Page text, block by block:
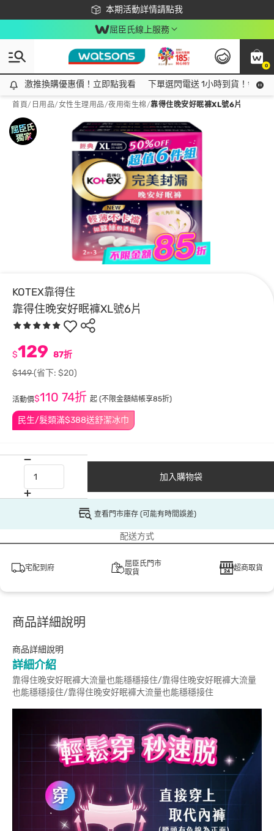
本期活動詳情請點我
下載app最高回饋$350
屈臣氏線上服務
0
激推換購優惠價！立即點我看
激推換購優惠價！立即點我看 下單選閃電送 1小時到貨！領神
首頁/ 日用品/女性生理用品/夜用衛生棉/靠得住晚安好眠褲XL號6片
KOTEX靠得住
靠得住晚安好眠褲XL號6片
民生/髮類滿$388送舒潔冰巾
$129 87折
$149(省下: $20)
活動價$110 74折 起 (不限金額結帳享85折)
加入購物袋
查看門市庫存 (可能有時間誤差)
配送方式
宅配到府
屈臣氏門市
取貨
超商取貨
商品詳細說明
商品詳細說明
詳細介紹
靠得住晚安好眠褲大流量也能穩穩接住/靠得住晚安好眠褲大流量
也能穩穩接住/靠得住晚安好眠褲大流量也能穩穩接住